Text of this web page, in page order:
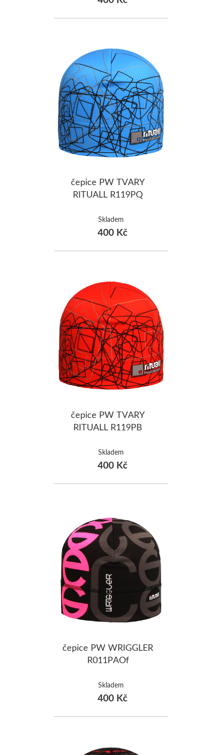
čepice PW TVARY
RITUALL R119PQ
Skladem
400 Kč
čepice PW TVARY
RITUALL R119PB
Skladem
400 Kč
čepice PW WRIGGLER
R011PAOf
Skladem
400 Kč